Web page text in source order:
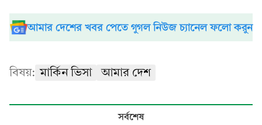
আমার দেশের খবর পেতে গুগল নিউজ চ্যানেল ফলো করুন
বিষয়: মার্কিন ভিসা আমার দেশ
সর্বশেষ